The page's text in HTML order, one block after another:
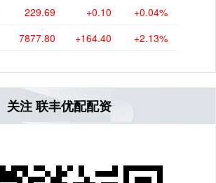
229.69 +0.10 +0.04%
7877.80 +164.40 +2.13%
关注 联丰优配配资